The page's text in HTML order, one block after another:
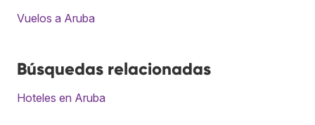
Vuelos a Aruba
Búsquedas relacionadas
Hoteles en Aruba